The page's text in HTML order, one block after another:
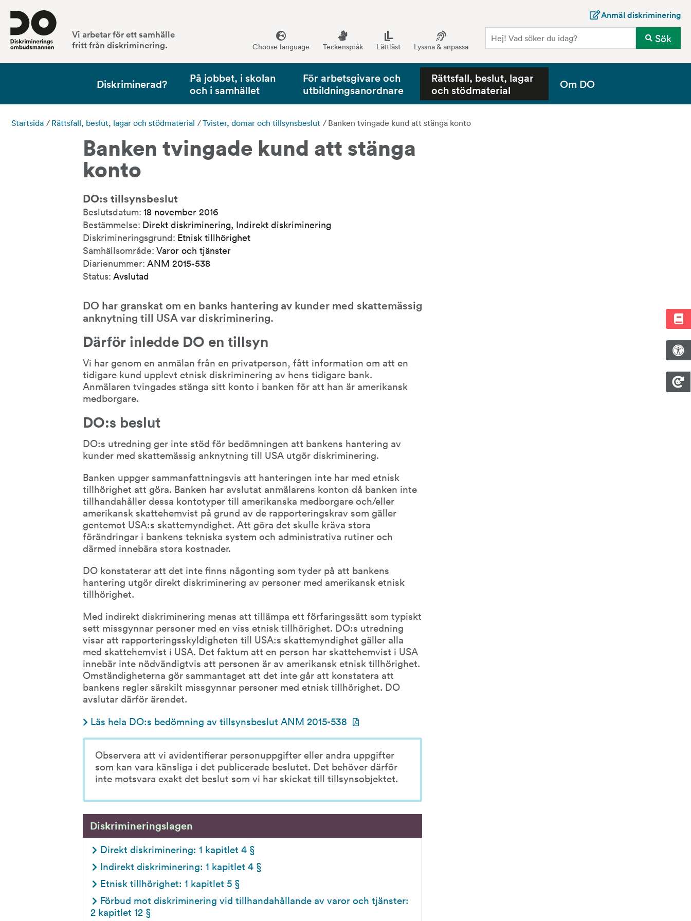
Vi arbetar för ett samhälle
fritt från diskriminering.
Anmäl diskriminering
Choose language Teckenspråk Lättläst Lyssna & anpassa
Sök
Diskriminerad?
På jobbet, i skolan
och i samhället
För arbetsgivare och
utbildningsanordnare
Rättsfall, beslut, lagar
och stödmaterial
Om DO
Startsida / Rättsfall, beslut, lagar och stödmaterial /Tvister, domar och tillsynsbeslut / Banken tvingade kund att stänga konto
Banken tvingade kund att stänga
konto
DO:s tillsynsbeslut
Beslutsdatum: 18 november 2016
Bestämmelse: Direkt diskriminering, Indirekt diskriminering
Diskrimineringsgrund: Etnisk tillhörighet
Samhällsområde: Varor och tjänster
Diarienummer: ANM 2015-538
Status: Avslutad
DO har granskat om en banks hantering av kunder med skattemässig
anknytning till USA var diskriminering.
Därför inledde DO en tillsyn
Vi har genom en anmälan från en privatperson, fått information om att en
tidigare kund upplevt etnisk diskriminering av hens tidigare bank.
Anmälaren tvingades stänga sitt konto i banken för att han är amerikansk
medborgare.
DO:s beslut
DO:s utredning ger inte stöd för bedömningen att bankens hantering av
kunder med skattemässig anknytning till USA utgör diskriminering.
Banken uppger sammanfattningsvis att hanteringen inte har med etnisk
tillhörighet att göra. Banken har avslutat anmälarens konton då banken inte
tillhandahåller dessa kontotyper till amerikanska medborgare och/eller
amerikansk skattehemvist på grund av de rapporteringskrav som gäller
gentemot USA:s skattemyndighet. Att göra det skulle kräva stora
förändringar i bankens tekniska system och administrativa rutiner och
därmed innebära stora kostnader.
DO konstaterar att det inte finns någonting som tyder på att bankens
hantering utgör direkt diskriminering av personer med amerikansk etnisk
tillhörighet.
Med indirekt diskriminering menas att tillämpa ett förfaringssätt som typiskt
sett missgynnar personer med en viss etnisk tillhörighet. DO:s utredning
visar att rapporteringsskyldigheten till USA:s skattemyndighet gäller alla
med skattehemvist i USA. Det faktum att en person har skattehemvist i USA
innebär inte nödvändigtvis att personen är av amerikansk etnisk tillhörighet.
Omständigheterna gör sammantaget att det inte går att konstatera att
bankens regler särskilt missgynnar personer med etnisk tillhörighet. DO
avslutar därför ärendet.
Läs hela DO:s bedömning av tillsynsbeslut ANM 2015-538 pdf, 137.8 kB.
Observera att vi avidentifierar personuppgifter eller andra uppgifter
som kan vara känsliga i det publicerade beslutet. Det behöver därför
inte motsvara exakt det beslut som vi har skickat till tillsynsobjektet.
Diskrimineringslagen
Direkt diskriminering: 1 kapitlet 4 §
Indirekt diskriminering: 1 kapitlet 4 §
Etnisk tillhörighet: 1 kapitlet 5 §
Förbud mot diskriminering vid tillhandahållande av varor och tjänster:
2 kapitlet 12 §